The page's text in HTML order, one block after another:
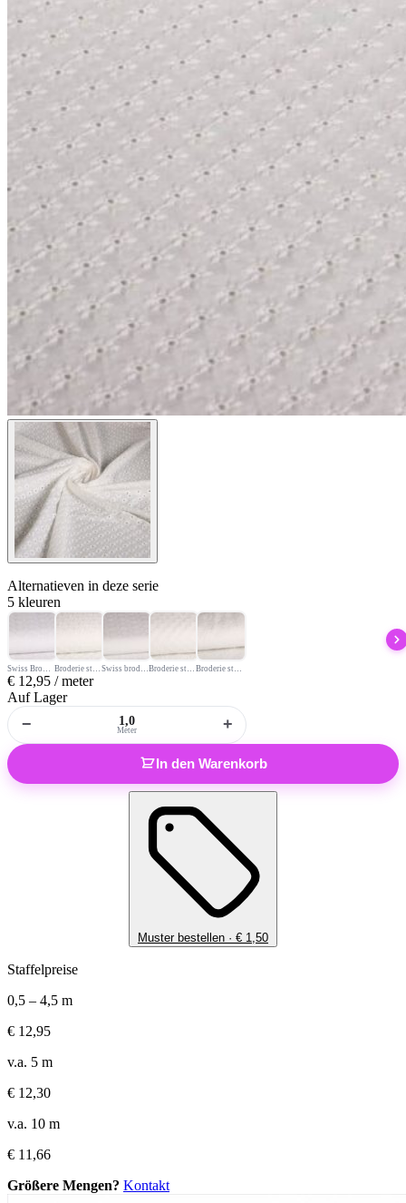
Alternatieven in deze serie
5 kleuren
€ 12,95 / meter
Auf Lager
− Meter +
In den Warenkorb
Muster bestellen · € 1,50
Staffelpreise
0,5 – 4,5 m
€ 12,95
v.a. 5 m
€ 12,30
v.a. 10 m
€ 11,66
Größere Mengen? Kontakt